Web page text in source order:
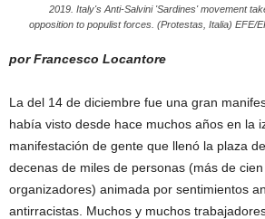
2019. Italy's Anti-Salvini 'Sardines' movement
opposition to populist forces. (Protestas, Italia) EFE/
por Francesco Locantore
La del 14 de diciembre fue una gran
había visto desde hace muchos años en la
manifestación de gente que llenó la plaza
decenas de miles de personas (más de
organizadores) animada por sentimientos
antirracistas. Muchos y muchos